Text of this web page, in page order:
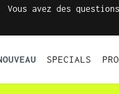
Vous avez des
SPECIALS